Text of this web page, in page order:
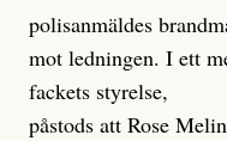
polisanmäldes
mot ledningen. I ett
fackets styrelse,
påstods att Rose